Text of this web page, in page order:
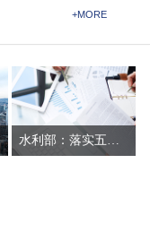
+MORE
水利部：落实五大发展理念 统筹解决好四大水问题（转载非原创）